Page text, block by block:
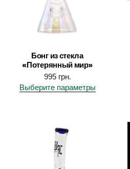
Бонг из стекла
«Потерянный мир»
995 грн.
Выберите параметры